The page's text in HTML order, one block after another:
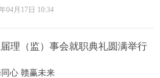
。寮步青年企业家协会走进莞民投·莞
04月17日 10:34
理（监）事会就职典礼圆满举行
同心 赣赢未来